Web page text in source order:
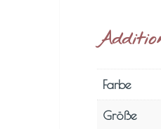
Farbe
Größe